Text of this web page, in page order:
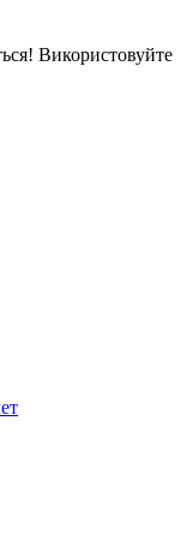
Використовуйте